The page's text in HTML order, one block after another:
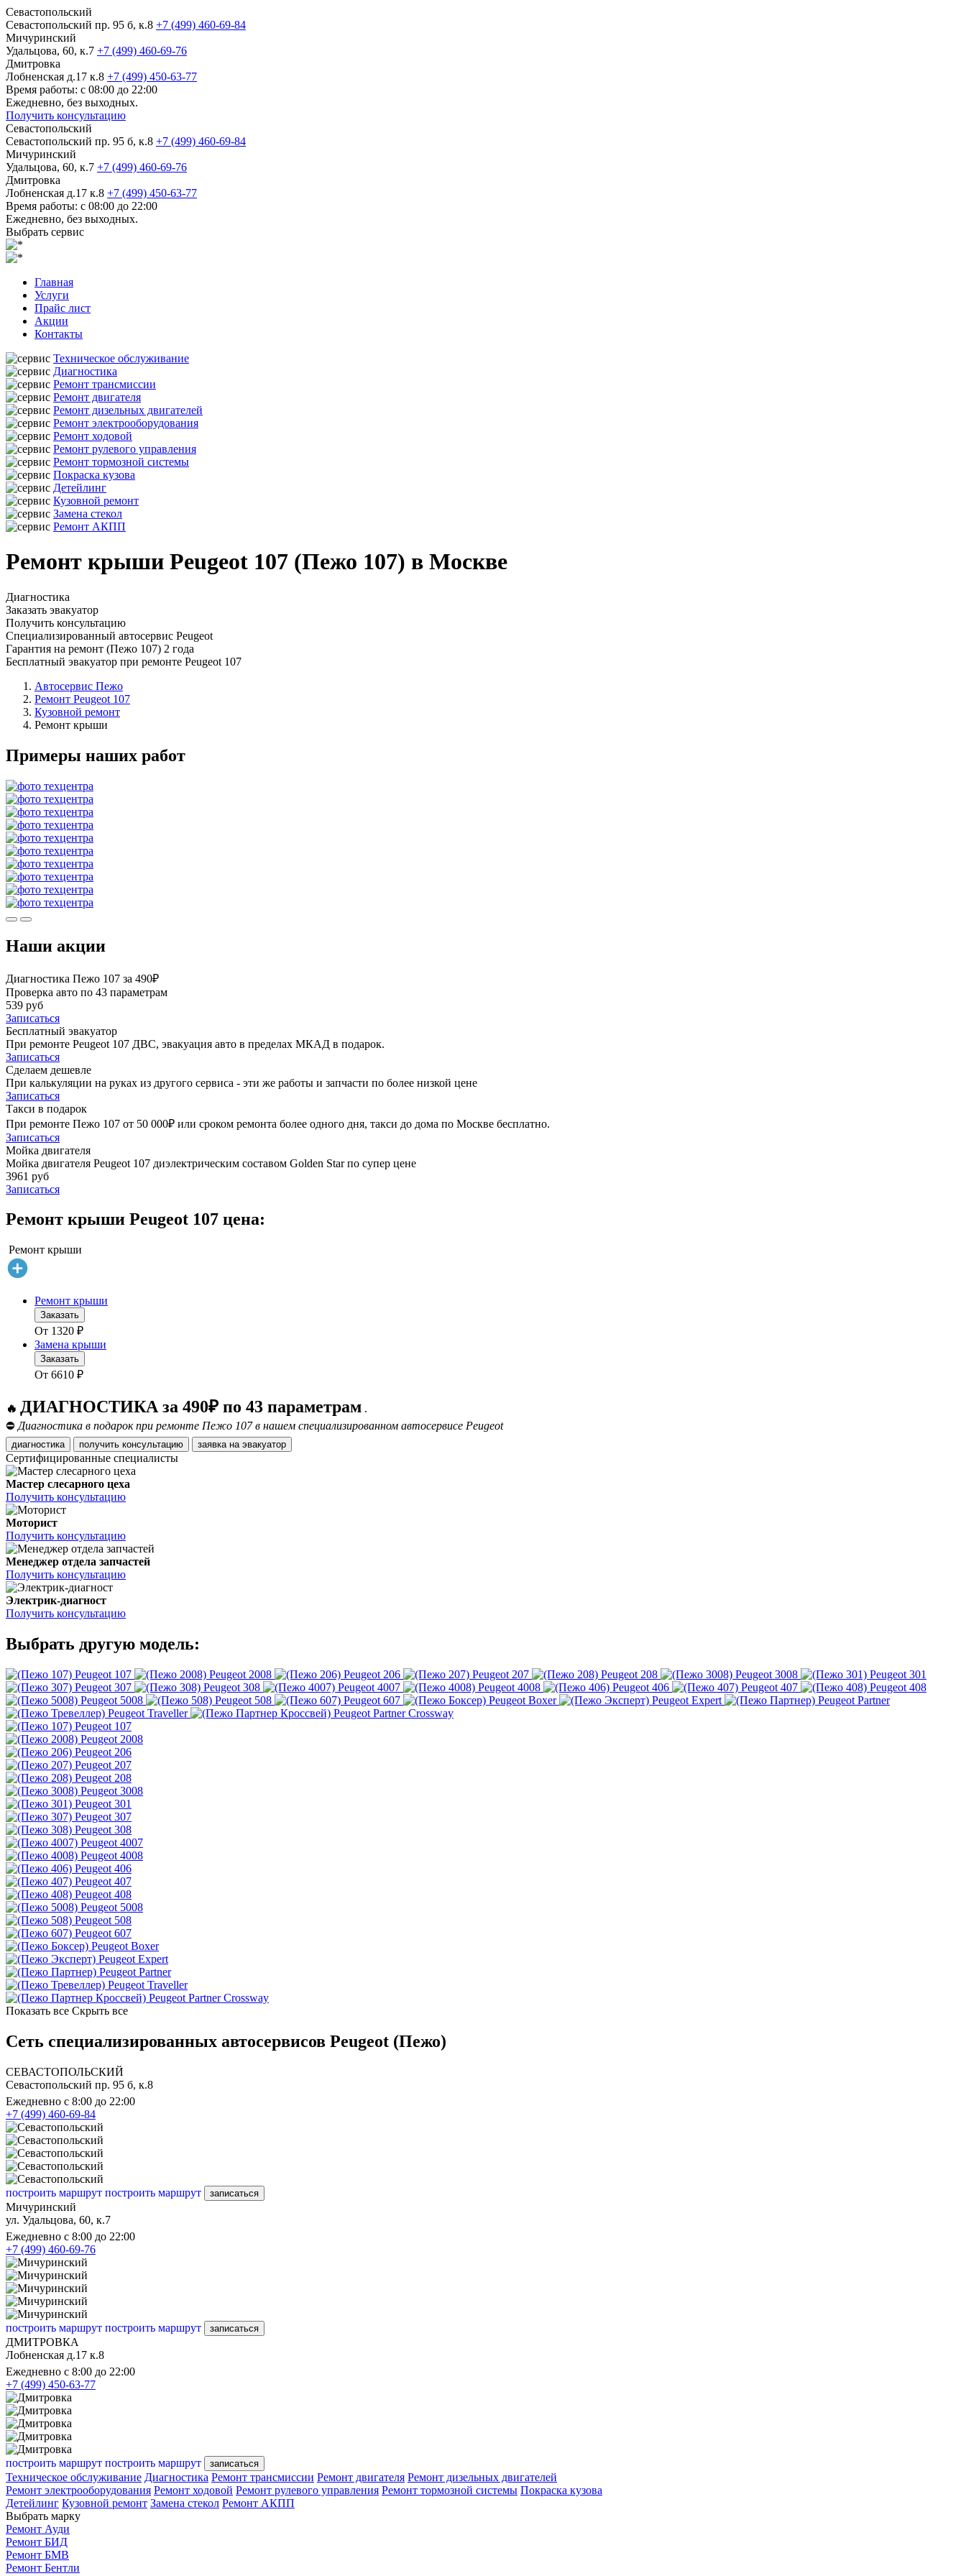
Севастопольский
Севастопольский пр. 95 б, к.8 +7 (499) 460-69-84
Мичуринский
Удальцова, 60, к.7 +7 (499) 460-69-76
Дмитровка
Лобненская д.17 к.8 +7 (499) 450-63-77
Время работы: с 08:00 до 22:00
Ежедневно, без выходных.
Получить консультацию
Севастопольский
Севастопольский пр. 95 б, к.8 +7 (499) 460-69-84
Мичуринский
Удальцова, 60, к.7 +7 (499) 460-69-76
Дмитровка
Лобненская д.17 к.8 +7 (499) 450-63-77
Время работы: с 08:00 до 22:00
Ежедневно, без выходных.
Выбрать сервис
Главная
Услуги
Прайс лист
Акции
Контакты
Техническое обслуживание
Диагностика
Ремонт трансмиссии
Ремонт двигателя
Ремонт дизельных двигателей
Ремонт электрооборудования
Ремонт ходовой
Ремонт рулевого управления
Ремонт тормозной системы
Покраска кузова
Детейлинг
Кузовной ремонт
Замена стекол
Ремонт АКПП
Ремонт крыши Peugeot 107 (Пежо 107) в Москве
Диагностика
Заказать эвакуатор
Получить консультацию
Специализированный автосервис Peugeot
Гарантия на ремонт (Пежо 107) 2 года
Бесплатный эвакуатор при ремонте Peugeot 107
Автосервис Пежо
Ремонт Peugeot 107
Кузовной ремонт
Ремонт крыши
Примеры наших работ
Наши акции
Диагностика Пежо 107 за 490₽
Проверка авто по 43 параметрам
539 руб
Записаться
Бесплатный эвакуатор
При ремонте Peugeot 107 ДВС, эвакуация авто в пределах МКАД в подарок.
Записаться
Сделаем дешевле
При калькуляции на руках из другого сервиса - эти же работы и запчасти по более низкой цене
Записаться
Такси в подарок
При ремонте Пежо 107 от 50 000₽ или сроком ремонта более одного дня, такси до дома по Москве бесплатно.
Записаться
Мойка двигателя
Мойка двигателя Peugeot 107 диэлектрическим составом Golden Star по супер цене
3961 руб
Записаться
Ремонт крыши Peugeot 107 цена:
Ремонт крыши
Ремонт крыши
Заказать
От 1320 ₽
Замена крыши
Заказать
От 6610 ₽
🔥 ДИАГНОСТИКА за 490₽ по 43 параметрам .
⛔ Диагностика в подарок при ремонте Пежо 107 в нашем специализированном автосервисе Peugeot
диагностика получить консультацию заявка на эвакуатор
Сертифицированные специалисты
Мастер слесарного цеха
Получить консультацию
Моторист
Получить консультацию
Менеджер отдела запчастей
Получить консультацию
Электрик-диагност
Получить консультацию
Выбрать другую модель:
Peugeot 107 Peugeot 2008 Peugeot 206 Peugeot 207 Peugeot 208 Peugeot 3008
Peugeot 301
Peugeot 307
Peugeot 308 Peugeot 4007 Peugeot 4008 Peugeot 406 Peugeot 407
Peugeot 408
Peugeot 5008
Peugeot 508 Peugeot 607 Peugeot Boxer Peugeot Expert
Peugeot Partner
Peugeot Traveller
Peugeot Partner Crossway
Peugeot 107
Peugeot 2008
Peugeot 206
Peugeot 207
Peugeot 208
Peugeot 3008
Peugeot 301
Peugeot 307
Peugeot 308
Peugeot 4007
Peugeot 4008
Peugeot 406
Peugeot 407
Peugeot 408
Peugeot 5008
Peugeot 508
Peugeot 607
Peugeot Boxer
Peugeot Expert
Peugeot Partner
Peugeot Traveller
Peugeot Partner Crossway
Показать все Скрыть все
Сеть специализированных автосервисов Peugeot (Пежо)
СЕВАСТОПОЛЬСКИЙ
Севастопольский пр. 95 б, к.8
Ежедневно с 8:00 до 22:00
+7 (499) 460-69-84
построить маршрут построить маршрут записаться
Мичуринский
ул. Удальцова, 60, к.7
Ежедневно с 8:00 до 22:00
+7 (499) 460-69-76
построить маршрут построить маршрут записаться
ДМИТРОВКА
Лобненская д.17 к.8
Ежедневно с 8:00 до 22:00
+7 (499) 450-63-77
построить маршрут построить маршрут записаться
Техническое обслуживание Диагностика Ремонт трансмиссии Ремонт двигателя Ремонт дизельных двигателей
Ремонт электрооборудования Ремонт ходовой Ремонт рулевого управления Ремонт тормозной системы Покраска кузова
Детейлинг Кузовной ремонт Замена стекол Ремонт АКПП
Выбрать марку
Ремонт Ауди
Ремонт БИД
Ремонт БМВ
Ремонт Бентли